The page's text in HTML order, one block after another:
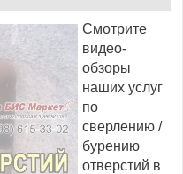
Смотрите
видео-
обзоры
наших услуг
по
сверлению /
бурению
отверстий в